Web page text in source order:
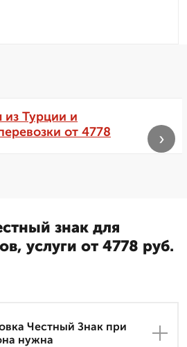
Турции и
от 4778
›
знак для
услуги от 4778 руб.
Честный Знак при
нужна